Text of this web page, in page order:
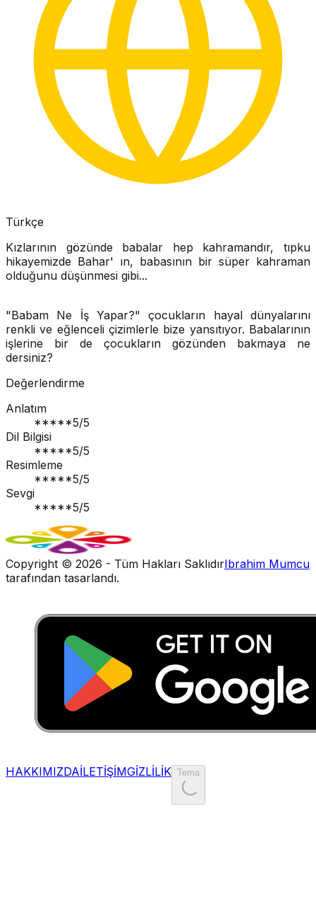
Türkçe
Kızlarının gözünde babalar hep kahramandır, tıpku
hikayemizde Bahar' ın, babasının bir süper kahraman
olduğunu düşünmesi gibi...
"Babam Ne İş Yapar?" çocukların hayal dünyalarını
renkli ve eğlenceli çizimlerle bize yansıtıyor. Babalarının
işlerine bir de çocukların gözünden bakmaya ne
dersiniz?
Değerlendirme
Anlatım
*****5/5
Dil Bilgisi
*****5/5
Resimleme
*****5/5
Sevgi
*****5/5
Copyright © 2026 - Tüm Hakları SaklıdırIbrahim Mumcu
tarafından tasarlandı.
HAKKIMIZDAİLETİŞİMGİZLİLİK Tema